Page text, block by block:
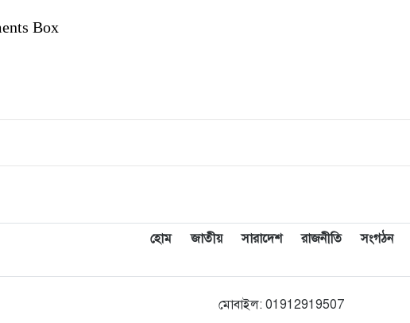
Box
হোম জাতীয় সারাদেশ রাজনীতি সংগঠন
মোবাইল: 01912919507